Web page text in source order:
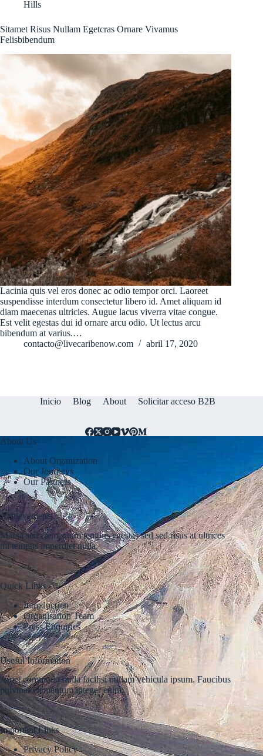
Hills
Sitamet Risus Nullam Egetcras Ornare Vivamus
Felisbibendum
Lacinia quis vel eros donec ac odio tempor orci. Laoreet
suspendisse interdum consectetur libero id. Amet aliquam id
diam maecenas ultricies. Augue lacus viverra vitae congue.
Est velit egestas dui id ornare arcu odio. Ut lectus arcu
bibendum at varius.…
contacto@livecaribenow.com
abril 17, 2020
Inicio Blog About Solicitar acceso B2B
About Us
About Organization
Our Journeys
Our Partners
Achievements
Massa sed elementum tempus egestas sed sed risus at ultrices
mi tempus imperdiet nulla.
Quick Links
Introduction
Organisation Team
Press Enquiries
Useful Information
Amet commodo nulla facilisi nullam vehicula ipsum. Faucibus
pulvinar elementum integer enim.
Important Links
Privacy Policy